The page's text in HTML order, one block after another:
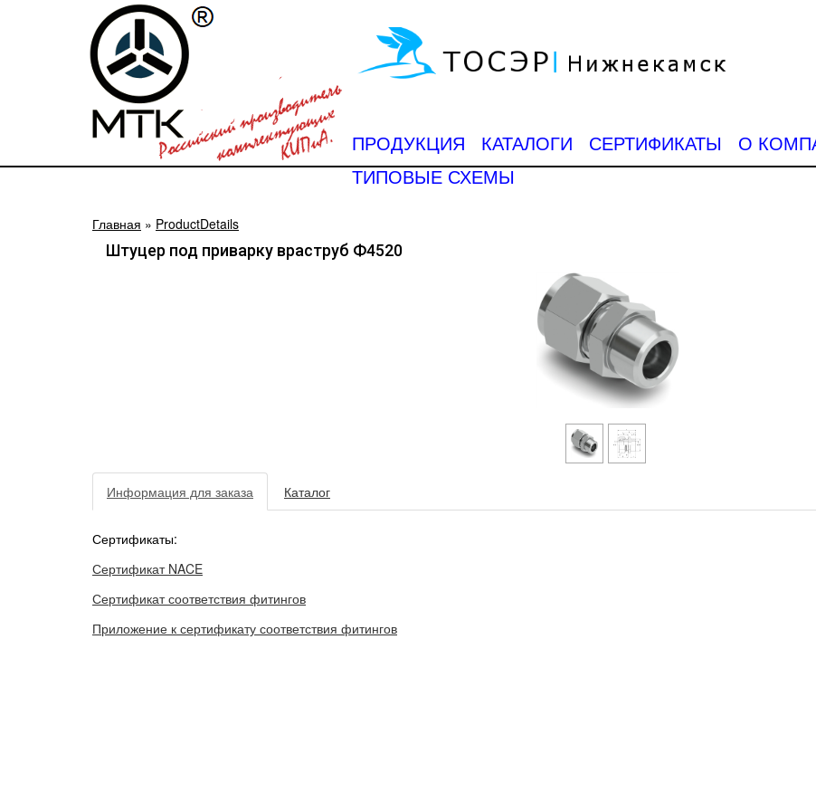
ПРОДУКЦИЯ КАТАЛОГИ СЕРТИФИКАТЫ О
ТИПОВЫЕ СХЕМЫ
Главная » ProductDetails
Штуцер под приварку враструб Ф4520
Информация для заказа Каталог
Сертификаты:
Сертификат NACE
Сертификат соответствия фитингов
Приложение к сертификату соответствия фитингов